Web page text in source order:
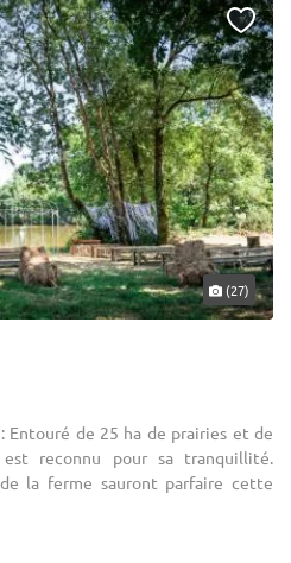
(27)
Entouré de 25 ha de prairies et de
reconnu pour sa tranquillité.
la ferme sauront parfaire cette